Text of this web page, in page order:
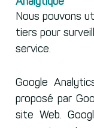
Analytique
Nous pouvons
tiers pour
service.
Google
proposé par
site Web.